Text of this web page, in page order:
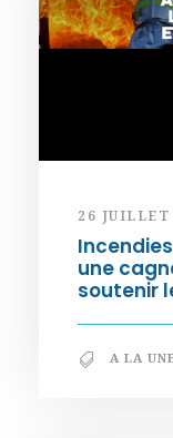
26 JUILLET
une
soutenir
A LA